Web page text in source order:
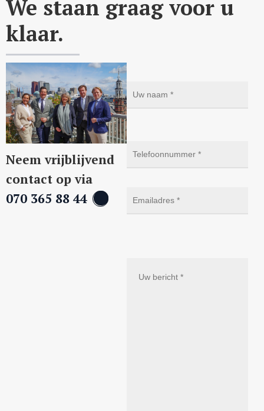
We staan graag voor u
klaar.
Neem vrijblijvend
contact op via
070 365 88 44